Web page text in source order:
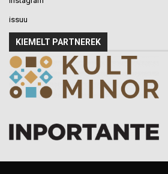
issuu
KIEMELT PARTNEREK